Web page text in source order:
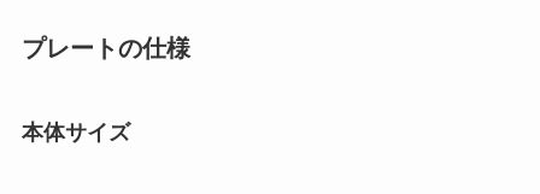
プレートの仕様
本体サイズ